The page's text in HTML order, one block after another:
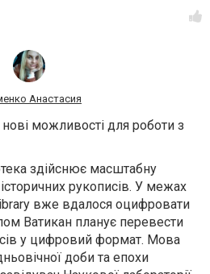
Анастасия
можливості для роботи з
здійснює масштабну
рукописів. У межах
вже вдалося оцифровати
Ватикан планує перевести
у цифровий формат. Мова
доби та епохи